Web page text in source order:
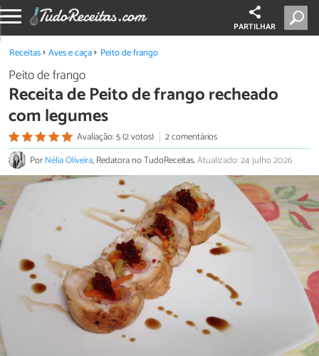
PARTILHAR
Receitas Aves e caça Peito de frango
Peito de frango
Receita de Peito de frango recheado
com legumes
Avaliação: 5 (2 votos)
2 comentários
PorNélia Oliveira, Redatora no TudoReceitas.Atualizado: 24 julho 2026